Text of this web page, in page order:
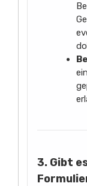
3. Gibt